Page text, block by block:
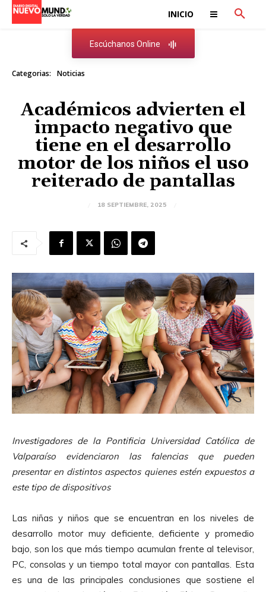
INICIO
Escúchanos Online
Categorias: Noticias
Académicos advierten el
impacto negativo que
tiene en el desarrollo
motor de los niños el uso
reiterado de pantallas
18 SEPTIEMBRE, 2025
Investigadores de la Pontificia Universidad Católica de
Valparaíso evidenciaron las falencias que pueden
presentar en distintos aspectos quienes estén expuestos a
este tipo de dispositivos
Las niñas y niños que se encuentran en los niveles de
desarrollo motor muy deficiente, deficiente y promedio
bajo, son los que más tiempo acumulan frente al televisor,
PC, consolas y un tiempo total mayor con pantallas. Esta
es una de las principales conclusiones que sostiene el